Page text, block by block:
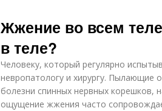
Жжение во всем
в теле?
Человеку, который регулярно
невропатологу и хирургу. Пылающие
болезни спинных нервных корешков,
ощущение жжения часто